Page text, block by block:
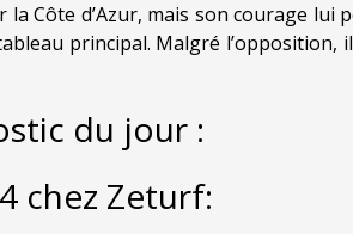
Côte d’Azur, mais son courage lui
principal. Malgré l’opposition,
du jour :
chez Zeturf: